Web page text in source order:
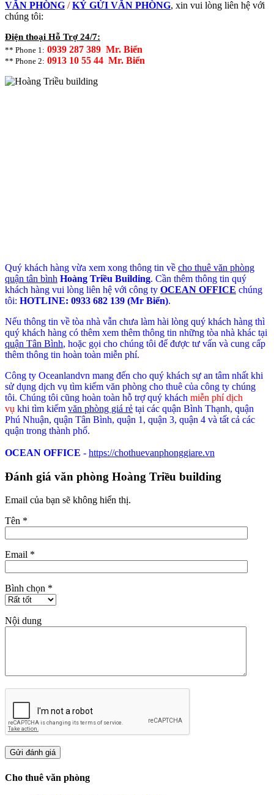
VĂN PHÒNG /KÝ GỬI VĂN PHÒNG, xin vui lòng liên hệ với
chúng tôi:
Điện thoại Hỗ Trợ 24/7:
** Phone 1: 0939 287 389 Mr. Biển
** Phone 2: 0913 10 55 44 Mr. Biển
Quý khách hàng vừa xem xong thông tin về cho thuê văn phòng
quận tân bình Hoàng Triều Building. Cần thêm thông tin quý
khách hàng vui lòng liên hệ với công ty OCEAN OFFICE chúng
tôi: HOTLINE: 0933 682 139 (Mr Biển).
Nếu thông tin về tòa nhà vẫn chưa làm hài lòng quý khách hàng thì
quý khách hàng có thêm xem thêm thông tin những tòa nhà khác tại
quận Tân Bình, hoặc gọi cho chúng tôi để được tư vấn và cung cấp
thêm thông tin hoàn toàn miễn phí.
Công ty Oceanlandvn mang đến cho quý khách sự an tâm nhất khi
sử dụng dịch vụ tìm kiếm văn phòng cho thuê của công ty chúng
tôi. Chúng tôi cũng hoàn toàn hỗ trợ quý khách miễn phí dịch
vụ khi tìm kiếm văn phòng giá rẻ tại các quận Bình Thạnh, quận
Phú Nhuận, quận Tân Bình, quận 1, quận 3, quận 4 và tất cả các
quận trong thành phố.
OCEAN OFFICE - https://chothuevanphonggiare.vn
Đánh giá văn phòng Hoàng Triều building
Email của bạn sẽ không hiển thị.
Tên *
Email *
Bình chọn *
Nội dung
Cho thuê văn phòng